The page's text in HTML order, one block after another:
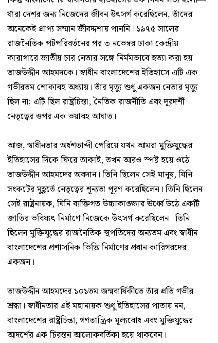
যাঁরা দেশর জন্য নিজেদের জীবন উৎসর্গ করেছিলেন, তাঁদের
অনেকেই প্রাপ্য সম্মান জীবদ্দশায় পাননি। ১৯৭৫ সালের
রাজনৈতিক পটপরিবর্তনের পর ৩ নভেম্বর ঢাকা কেন্দ্রীয়
কারাগারে জাতীয় চার নেতার সঙ্গে নির্মমভাবে হত্যা করা হয়
তাজউদ্দীন আহমদকে। স্বাধীন বাংলাদেশের ইতিহাসে এটি এক
গভীরতম শোকাবহ অধ্যায়। তাঁর মৃত্যু শুধু একজন নেতার মৃত্যু
ছিল না; এটি ছিল রাষ্ট্রচিন্তা, নৈতিক রাজনীতি এবং দূরদর্শী
নেতৃত্বের ওপর এক ভয়াবহ আঘাত।
আজ, স্বাধীনতার অর্ধশতাব্দী পেরিয়ে যখন আমরা মুক্তিযুদ্ধের
ইতিহাসের দিকে ফিরে তাকাই, তখন আরও স্পষ্ট হয়ে ওঠে
তাজউদ্দীন আহমদের অবদান। তিনি ছিলেন সেই মানুষ, যিনি
সংকটের মুহূর্তে নেতৃত্বের শূন্যতা পূরণ করেছিলেন। তিনি ছিলেন
সেই রাষ্ট্রনায়ক, যিনি ব্যক্তিগত উচ্চাকাঙ্ক্ষার ঊর্ধ্বে উঠে একটি
জাতির ভবিষ্যৎ নির্মাণে নিজেকে উৎসর্গ করেছিলেন। তিনি
ছিলেন মুক্তিযুদ্ধের রাজনৈতিক স্থপতিদের অন্যতম এবং স্বাধীন
বাংলাদেশের প্রশাসনিক ভিত্তি নির্মাণের প্রধান কারিগরদের
একজন।
তাজউদ্দীন আহমদের ১০১তম জন্মবার্ষিকীতে তাঁর প্রতি গভীর
শ্রদ্ধা। স্বাধীনতার এই মহানায়ক শুধু ইতিহাসের পাতায় নন,
বাংলাদেশের রাষ্ট্রচিন্তা, গণতান্ত্রিক মূল্যবোধ এবং মুক্তিযুদ্ধের
আদর্শের এক চিরন্তন আলোকবর্তিকা হয়ে থাকবেন।